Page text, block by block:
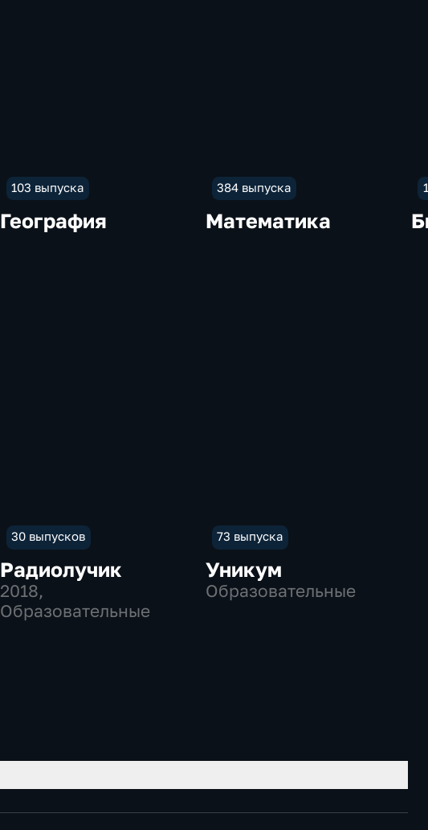
103 выпуска
География
384 выпуска
Математика
30 выпусков
Радиолучик
2018,
Образовательные
73 выпуска
Уникум
Образовательные